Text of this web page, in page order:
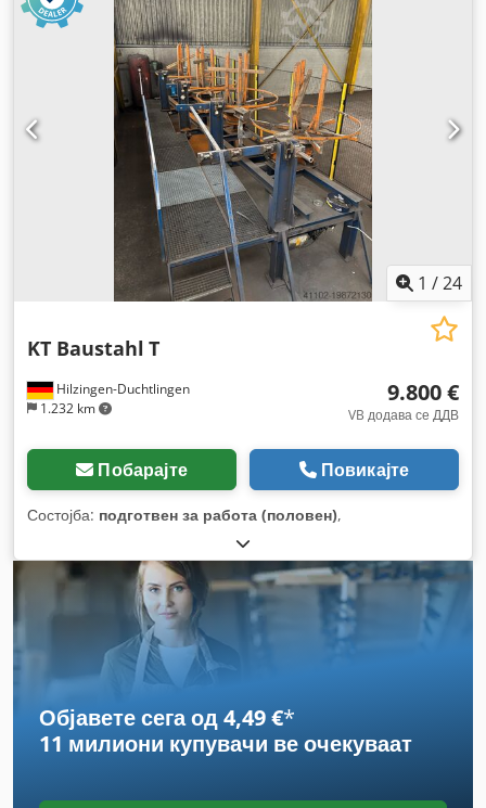
1 /24
Hilzingen-Duchtlingen
1.232 km
KT Baustahl T
9.800 €
VB додава се ДДВ
Побарајте Повикајте
Состојба: подготвен за работа (половен),
Објавете сега од 4,49 €*
11 милиони купувачи ве очекуваат